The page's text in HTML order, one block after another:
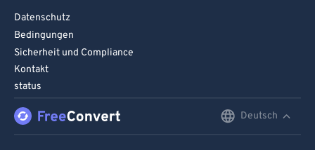
Datenschutz
Bedingungen
Sicherheit und Compliance
Kontakt
status
Deutsch